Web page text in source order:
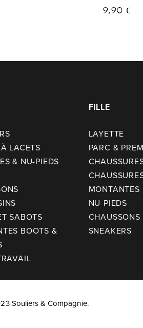
9,90 €
LACETS
& NU-PIEDS
SABOTS
BOOTS &
FILLE
LAYETTE
PARC &
MONTANTES
NU-PIEDS
CHAUSSONS
SNEAKERS
Souliers & Compagnie.